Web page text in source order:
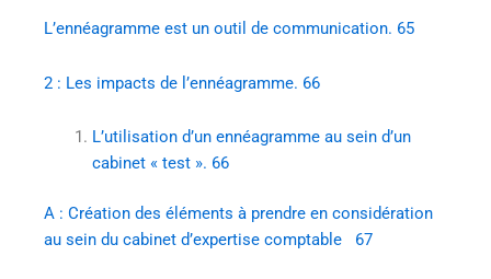
L’ennéagramme est un outil de communication. 65
2 : Les impacts de l’ennéagramme. 66
L’utilisation d’un ennéagramme au sein d’un
cabinet « test ». 66
A : Création des éléments à prendre en considération
au sein du cabinet d’expertise comptable 67